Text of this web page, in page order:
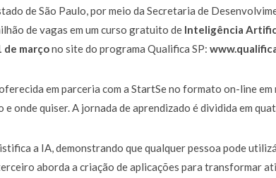
de São Paulo, por meio da Secretaria de
de vagas em um curso gratuito de Inteligência
de marçono site do programa Qualifica SP:
em parceria com a StartSe no formato on-line
e onde quiser. A jornada de aprendizado é dividida em
a IA, demonstrando que qualquer pessoa pode
aborda a criação de aplicações para transformar